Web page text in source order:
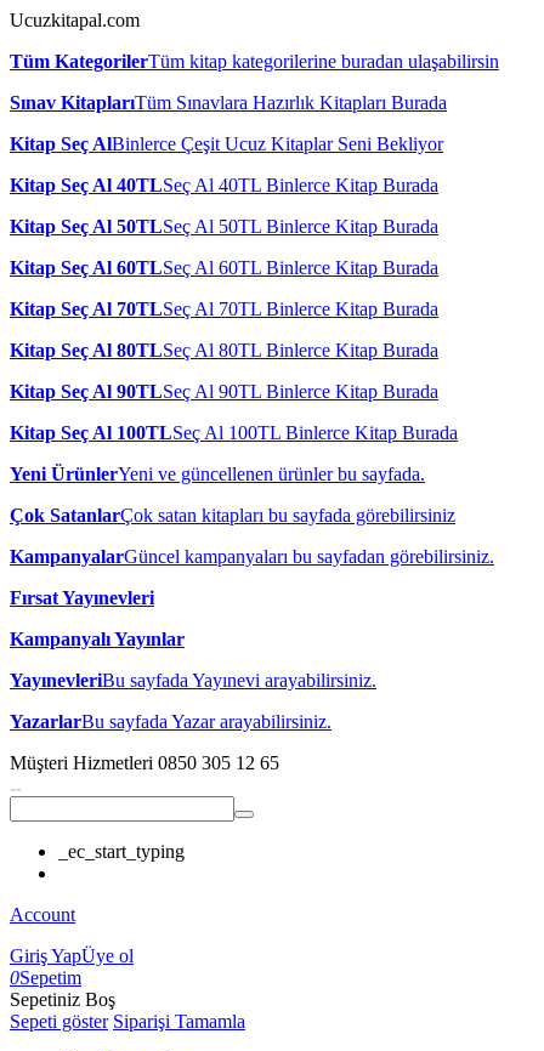
Ucuzkitapal.com
Tüm KategorilerTüm kitap kategorilerine buradan ulaşabilirsin
Sınav KitaplarıTüm Sınavlara Hazırlık Kitapları Burada
Kitap Seç AlBinlerce Çeşit Ucuz Kitaplar Seni Bekliyor
Kitap Seç Al 40TLSeç Al 40TL Binlerce Kitap Burada
Kitap Seç Al 50TLSeç Al 50TL Binlerce Kitap Burada
Kitap Seç Al 60TLSeç Al 60TL Binlerce Kitap Burada
Kitap Seç Al 70TLSeç Al 70TL Binlerce Kitap Burada
Kitap Seç Al 80TLSeç Al 80TL Binlerce Kitap Burada
Kitap Seç Al 90TLSeç Al 90TL Binlerce Kitap Burada
Kitap Seç Al 100TLSeç Al 100TL Binlerce Kitap Burada
Yeni ÜrünlerYeni ve güncellenen ürünler bu sayfada.
Çok SatanlarÇok satan kitapları bu sayfada görebilirsiniz
KampanyalarGüncel kampanyaları bu sayfadan görebilirsiniz.
Fırsat Yayınevleri
Kampanyalı Yayınlar
YayınevleriBu sayfada Yayınevi arayabilirsiniz.
YazarlarBu sayfada Yazar arayabilirsiniz.
Müşteri Hizmetleri 0850 305 12 65
_ec_start_typing
Account
Giriş YapÜye ol
0Sepetim
Sepetiniz Boş
Sepeti göster Siparişi Tamamla